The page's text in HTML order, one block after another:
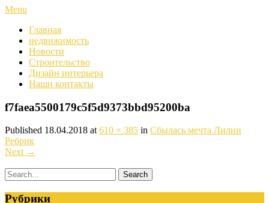
Menu
Главная
недвижимость
Новости
Строительство
Дизайн интерьера
Наши контакты
f7faea5500179c5f5d9373bbd95200ba
Published 18.04.2018 at 610 × 385 in Сбылась мечта Лилии
Ребрик
Next →
Рубрики